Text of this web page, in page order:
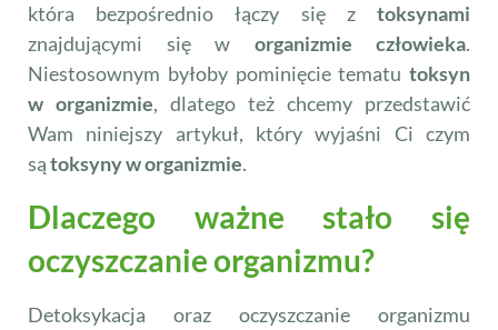
która bezpośrednio łączy się z toksynami
znajdującymi się w organizmie człowieka.
Niestosownym byłoby pominięcie tematu toksyn
w organizmie, dlatego też chcemy przedstawić
Wam niniejszy artykuł, który wyjaśni Ci czym
sątoksyny w organizmie.
Dlaczego ważne stało się
oczyszczanie organizmu?
Detoksykacja oraz oczyszczanie organizmu